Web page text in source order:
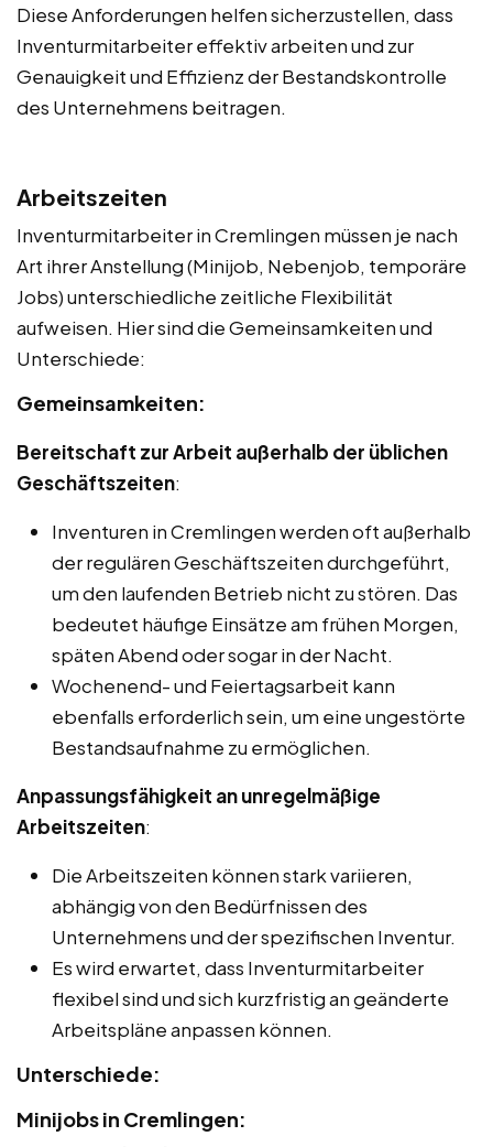
Diese Anforderungen helfen sicherzustellen, dass
Inventurmitarbeiter effektiv arbeiten und zur
Genauigkeit und Effizienz der Bestandskontrolle
des Unternehmens beitragen.
Arbeitszeiten
Inventurmitarbeiter in Cremlingen müssen je nach
Art ihrer Anstellung (Minijob, Nebenjob, temporäre
Jobs) unterschiedliche zeitliche Flexibilität
aufweisen. Hier sind die Gemeinsamkeiten und
Unterschiede:
Gemeinsamkeiten:
Bereitschaft zur Arbeit außerhalb der üblichen
Geschäftszeiten:
Inventuren in Cremlingen werden oft außerhalb
der regulären Geschäftszeiten durchgeführt,
um den laufenden Betrieb nicht zu stören. Das
bedeutet häufige Einsätze am frühen Morgen,
späten Abend oder sogar in der Nacht.
Wochenend- und Feiertagsarbeit kann
ebenfalls erforderlich sein, um eine ungestörte
Bestandsaufnahme zu ermöglichen.
Anpassungsfähigkeit an unregelmäßige
Arbeitszeiten:
Die Arbeitszeiten können stark variieren,
abhängig von den Bedürfnissen des
Unternehmens und der spezifischen Inventur.
Es wird erwartet, dass Inventurmitarbeiter
flexibel sind und sich kurzfristig an geänderte
Arbeitspläne anpassen können.
Unterschiede:
Minijobs in Cremlingen: